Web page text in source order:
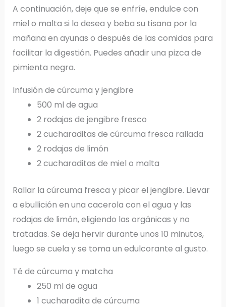
A continuación, deje que se enfríe, endulce con
miel o malta si lo desea y beba su tisana por la
mañana en ayunas o después de las comidas para
facilitar la digestión. Puedes añadir una pizca de
pimienta negra.
Infusión de cúrcuma y jengibre
500 ml de agua
2 rodajas de jengibre fresco
2 cucharaditas de cúrcuma fresca rallada
2 rodajas de limón
2 cucharaditas de miel o malta
Rallar la cúrcuma fresca y picar el jengibre. Llevar
a ebullición en una cacerola con el agua y las
rodajas de limón, eligiendo las orgánicas y no
tratadas. Se deja hervir durante unos 10 minutos,
luego se cuela y se toma un edulcorante al gusto.
Té de cúrcuma y matcha
250 ml de agua
1 cucharadita de cúrcuma